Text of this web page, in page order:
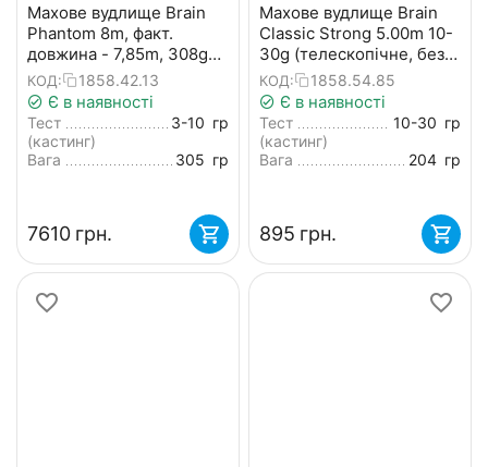
Махове вудлище Brain
Phantom 8m, факт.
довжина - 7,85m, 308g
(телескопічне, без
кілець) + чохол
КОД: 1858.42.13
Є в наявності
Тест
(кастинг)
3-10 гр
Вага
305 гр
‍7610‍ грн.
Махове вудлище Brain
Classic Strong 5.00m 10-
30g (телескопічне, без
кілець) + чохол
КОД: 1858.54.85
Є в наявності
Тест
(кастинг)
10-30 гр
Вага
204 гр
‍895‍ грн.